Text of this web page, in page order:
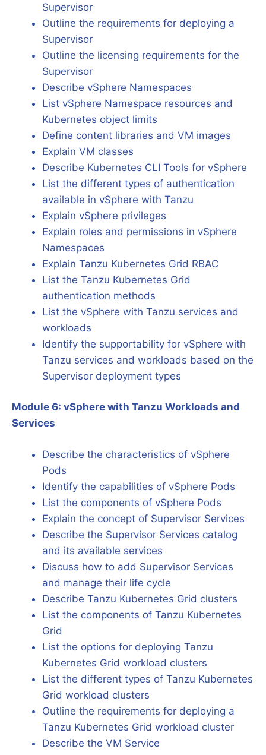
Supervisor
Outline the requirements for deploying a
Supervisor
Outline the licensing requirements for the
Supervisor
Describe vSphere Namespaces
List vSphere Namespace resources and
Kubernetes object limits
Define content libraries and VM images
Explain VM classes
Describe Kubernetes CLI Tools for vSphere
List the different types of authentication
available in vSphere with Tanzu
Explain vSphere privileges
Explain roles and permissions in vSphere
Namespaces
Explain Tanzu Kubernetes Grid RBAC
List the Tanzu Kubernetes Grid
authentication methods
List the vSphere with Tanzu services and
workloads
Identify the supportability for vSphere with
Tanzu services and workloads based on the
Supervisor deployment types
Module 6: vSphere with Tanzu Workloads and
Services
Describe the characteristics of vSphere
Pods
Identify the capabilities of vSphere Pods
List the components of vSphere Pods
Explain the concept of Supervisor Services
Describe the Supervisor Services catalog
and its available services
Discuss how to add Supervisor Services
and manage their life cycle
Describe Tanzu Kubernetes Grid clusters
List the components of Tanzu Kubernetes
Grid
List the options for deploying Tanzu
Kubernetes Grid workload clusters
List the different types of Tanzu Kubernetes
Grid workload clusters
Outline the requirements for deploying a
Tanzu Kubernetes Grid workload cluster
Describe the VM Service